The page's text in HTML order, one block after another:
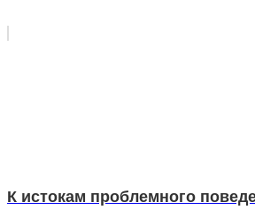
К истокам проблемного